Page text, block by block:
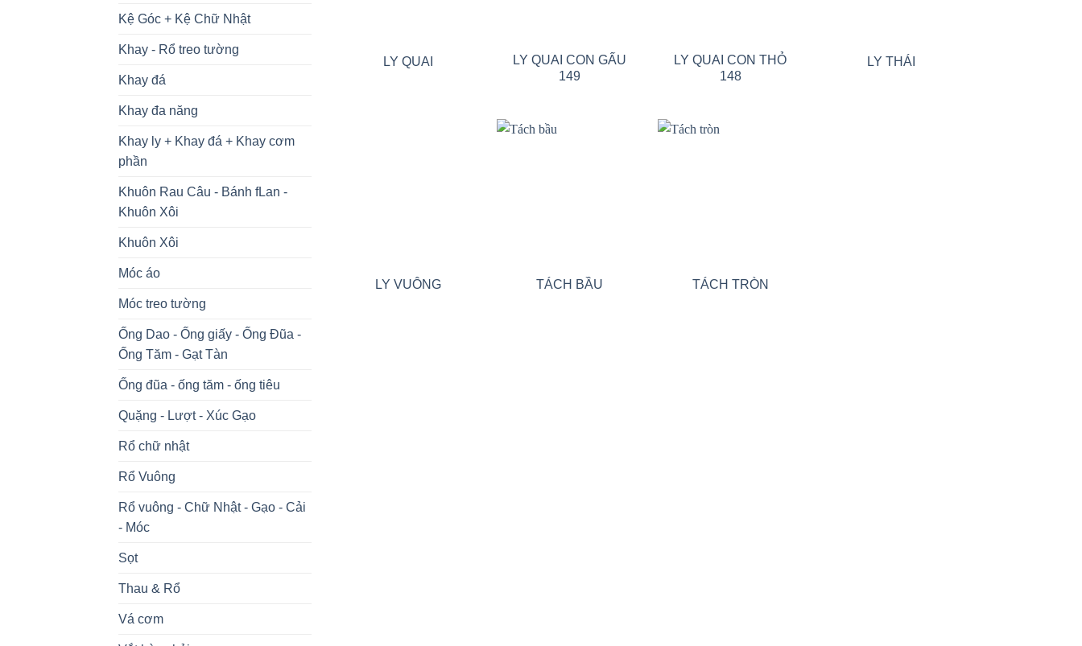
Kệ Góc + Kệ Chữ Nhật
Khay - Rổ treo tường
Khay đá
Khay đa năng
Khay ly + Khay đá + Khay cơm
phần
Khuôn Rau Câu - Bánh fLan -
Khuôn Xôi
Khuôn Xôi
Móc áo
Móc treo tường
Ống Dao - Ống giấy - Ống Đũa -
Ống Tăm - Gạt Tàn
Ống đũa - ống tăm - ống tiêu
Quặng - Lượt - Xúc Gạo
Rổ chữ nhật
Rổ Vuông
Rổ vuông - Chữ Nhật - Gạo - Cải
- Móc
Sọt
Thau & Rổ
Vá cơm
LY QUAI
LY QUAI CON GẤU
149
LY QUAI CON THỎ
148
LY THÁI
LY VUÔNG TÁCH BẦU TÁCH TRÒN